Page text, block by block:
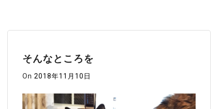
そんなところを
On 2018年11月10日